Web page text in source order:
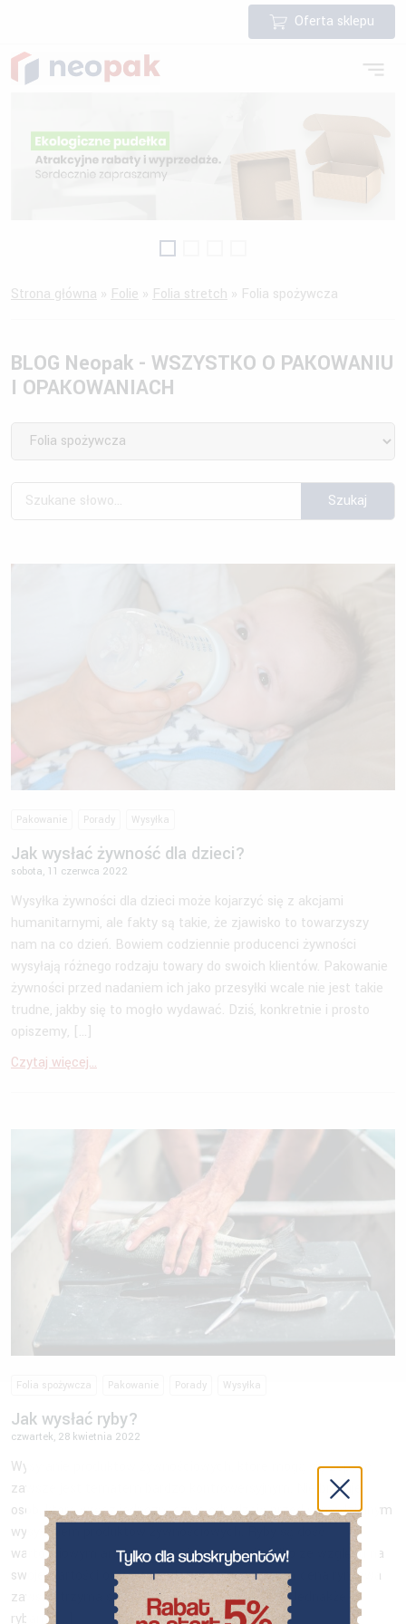
Oferta sklepu
Strona główna » Folie » Folia stretch » Folia spożywcza
BLOG Neopak - WSZYSTKO O PAKOWANIU
I OPAKOWANIACH
Pakowanie Porady Wysyłka
Jak wysłać żywność dla dzieci?
sobota, 11 czerwca 2022
Wysyłka żywności dla dzieci może kojarzyć się z akcjami
humanitarnymi, ale fakty są takie, że zjawisko to towarzyszy
nam na co dzień. Bowiem codziennie producenci żywności
wysyłają różnego rodzaju towary do swoich klientów. Pakowanie
żywności przed nadaniem ich jako przesyłki wcale nie jest takie
trudne, jakby się to mogło wydawać. Dziś, konkretnie i prosto
opiszemy, […]
Czytaj więcej...
Folia spożywcza Pakowanie Porady Wysyłka
Jak wysłać ryby?
czwartek, 28 kwietnia 2022
Wysyłanie produktów żywnościowych, które mogą się zepsuć
zawsze jest tematem bardzo kontrowersyjnym. Nie brakuje
osób, które wręcz jednoznacznie odradzają przed samodzielnym
wysyłaniem produktów żywnościowych. Ryby są dość
wartościowym artykułem spożywczym, nie tylko ze względu na
swoje wartości odżywcze, ale też dlatego, że ich cena rynkowa
zawsze trzyma się na dość wysokim poziomie. Jednakże z
rybami […]